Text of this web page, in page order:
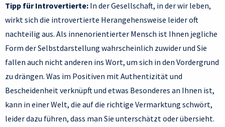
Tipp für Introvertierte: In der Gesellschaft, in der wir leben,
wirkt sich die introvertierte Herangehensweise leider oft
nachteilig aus. Als innenorientierter Mensch ist Ihnen jegliche
Form der Selbstdarstellung wahrscheinlich zuwider und Sie
fallen auch nicht anderen ins Wort, um sich in den Vordergrund
zu drängen. Was im Positiven mit Authentizität und
Bescheidenheit verknüpft und etwas Besonderes an Ihnen ist,
kann in einer Welt, die auf die richtige Vermarktung schwört,
leider dazu führen, dass man Sie unterschätzt oder übersieht.